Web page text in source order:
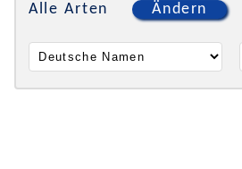
Alle Arten Ändern